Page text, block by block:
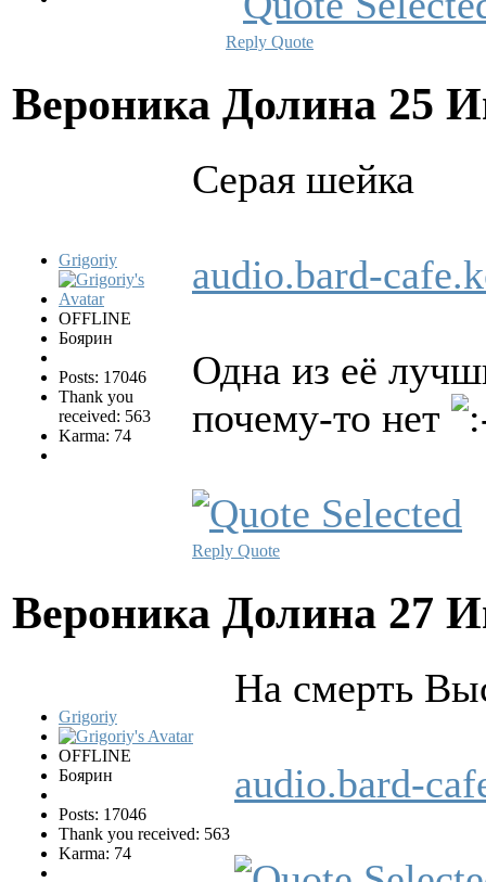
Reply Quote
Вероника Долина 25
Grigoriy
OFFLINE
Боярин
Posts: 17046
Thank you
received: 563
Karma: 74
Сеpая шейка
audio.bard-
Одна из её
почему-то нет
Reply Quote
Вероника Долина 27
Grigoriy
OFFLINE
Боярин
Posts: 17046
Thank you received: 563
Karma: 74
Hа смеpть
audio.bard-